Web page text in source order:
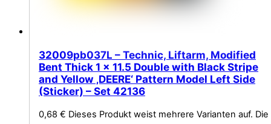
32009pb037L – Technic, Liftarm, Modified
Bent Thick 1 x 11.5 Double with Black Stripe
and Yellow ‚DEERE‘ Pattern Model Left Side
(Sticker) – Set 42136
0,68 € Dieses Produkt weist mehrere Varianten auf. Die